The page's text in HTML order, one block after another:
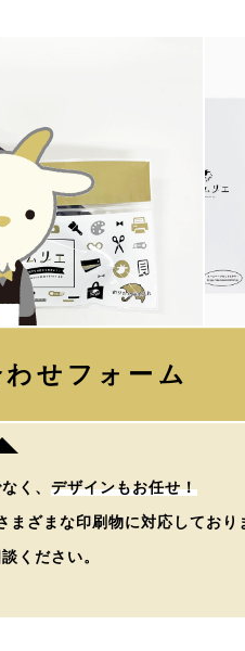
せフォーム
く、 デザインもお任せ！
まざまな印刷物に対応しており
ください。